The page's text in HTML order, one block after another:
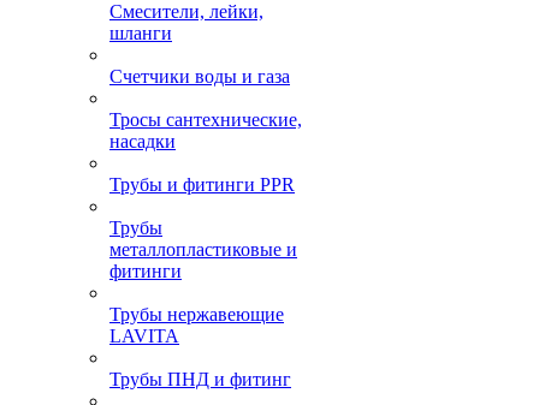
Смесители, лейки,
шланги
Счетчики воды и газа
Тросы сантехнические,
насадки
Трубы и фитинги PPR
Трубы
металлопластиковые и
фитинги
Трубы нержавеющие
LAVITA
Трубы ПНД и фитинг